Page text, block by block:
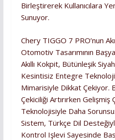
Birleştirerek Kullanıcılara
Sunuyor.
Chery TIGGO 7 PRO’nun
Otomotiv Tasarımının
Akıllı Kokpit, Bütünleşik
Kesintisiz Entegre
Mimarisiyle Dikkat Çekiyor.
Çekiciliği Artırırken
Teknolojisiyle Daha
Sistem, Türkçe Dil
Kontrol Işlevi Sayesinde